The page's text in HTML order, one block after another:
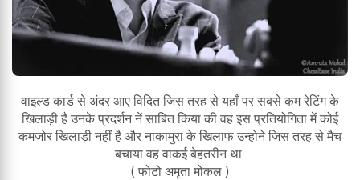
वाइल्ड कार्ड से अंदर आए विदित जिस तरह से यहाँ पर सबसे कम रेटिंग के
खिलाड़ी है उनके प्रदर्शन नें साबित किया की वह इस प्रतियोगिता में कोई
कमजोर खिलाड़ी नहीं है और नाकामुरा के खिलाफ उन्होने जिस तरह से मैच
बचाया वह वाकई बेहतरीन था
( फोटो अमृता मोकल )